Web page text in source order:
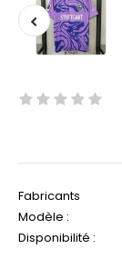
Fabricants
Modèle :
Disponibilité :